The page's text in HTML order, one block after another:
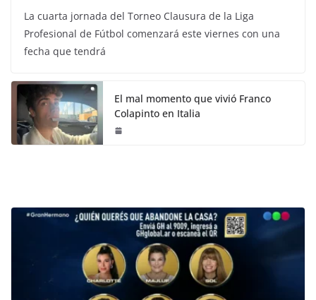
La cuarta jornada del Torneo Clausura de la Liga
Profesional de Fútbol comenzará este viernes con una
fecha que tendrá
El mal momento que vivió Franco
Colapinto en Italia